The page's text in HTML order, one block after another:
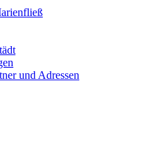
und Adressen